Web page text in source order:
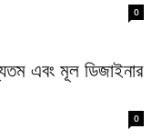
0
এবং মূল ডিজাইনার
0